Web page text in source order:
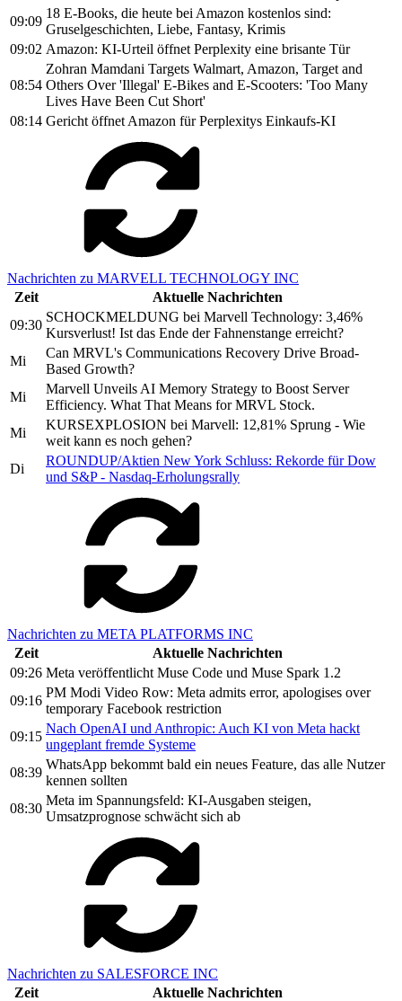
09:09
18 E-Books, die heute bei Amazon kostenlos sind:
Gruselgeschichten, Liebe, Fantasy, Krimis
09:02 Amazon: KI-Urteil öffnet Perplexity eine brisante Tür
08:54
Zohran Mamdani Targets Walmart, Amazon, Target and
Others Over 'Illegal' E-Bikes and E-Scooters: 'Too Many
Lives Have Been Cut Short'
08:14 Gericht öffnet Amazon für Perplexitys Einkaufs-KI
Nachrichten zu MARVELL TECHNOLOGY INC
Zeit
Aktuelle Nachrichten
09:30
SCHOCKMELDUNG bei Marvell Technology: 3,46%
Kursverlust! Ist das Ende der Fahnenstange erreicht?
Mi
Can MRVL's Communications Recovery Drive Broad-
Based Growth?
Mi
Marvell Unveils AI Memory Strategy to Boost Server
Efficiency. What That Means for MRVL Stock.
Mi
KURSEXPLOSION bei Marvell: 12,81% Sprung - Wie
weit kann es noch gehen?
Di
ROUNDUP/Aktien New York Schluss: Rekorde für Dow
und S&P - Nasdaq-Erholungsrally
Nachrichten zu META PLATFORMS INC
Zeit
Aktuelle Nachrichten
09:26 Meta veröffentlicht Muse Code und Muse Spark 1.2
09:16
PM Modi Video Row: Meta admits error, apologises over
temporary Facebook restriction
09:15
Nach OpenAI und Anthropic: Auch KI von Meta hackt
ungeplant fremde Systeme
08:39
WhatsApp bekommt bald ein neues Feature, das alle Nutzer
kennen sollten
08:30
Meta im Spannungsfeld: KI-Ausgaben steigen,
Umsatzprognose schwächt sich ab
Nachrichten zu SALESFORCE INC
Zeit
Aktuelle Nachrichten